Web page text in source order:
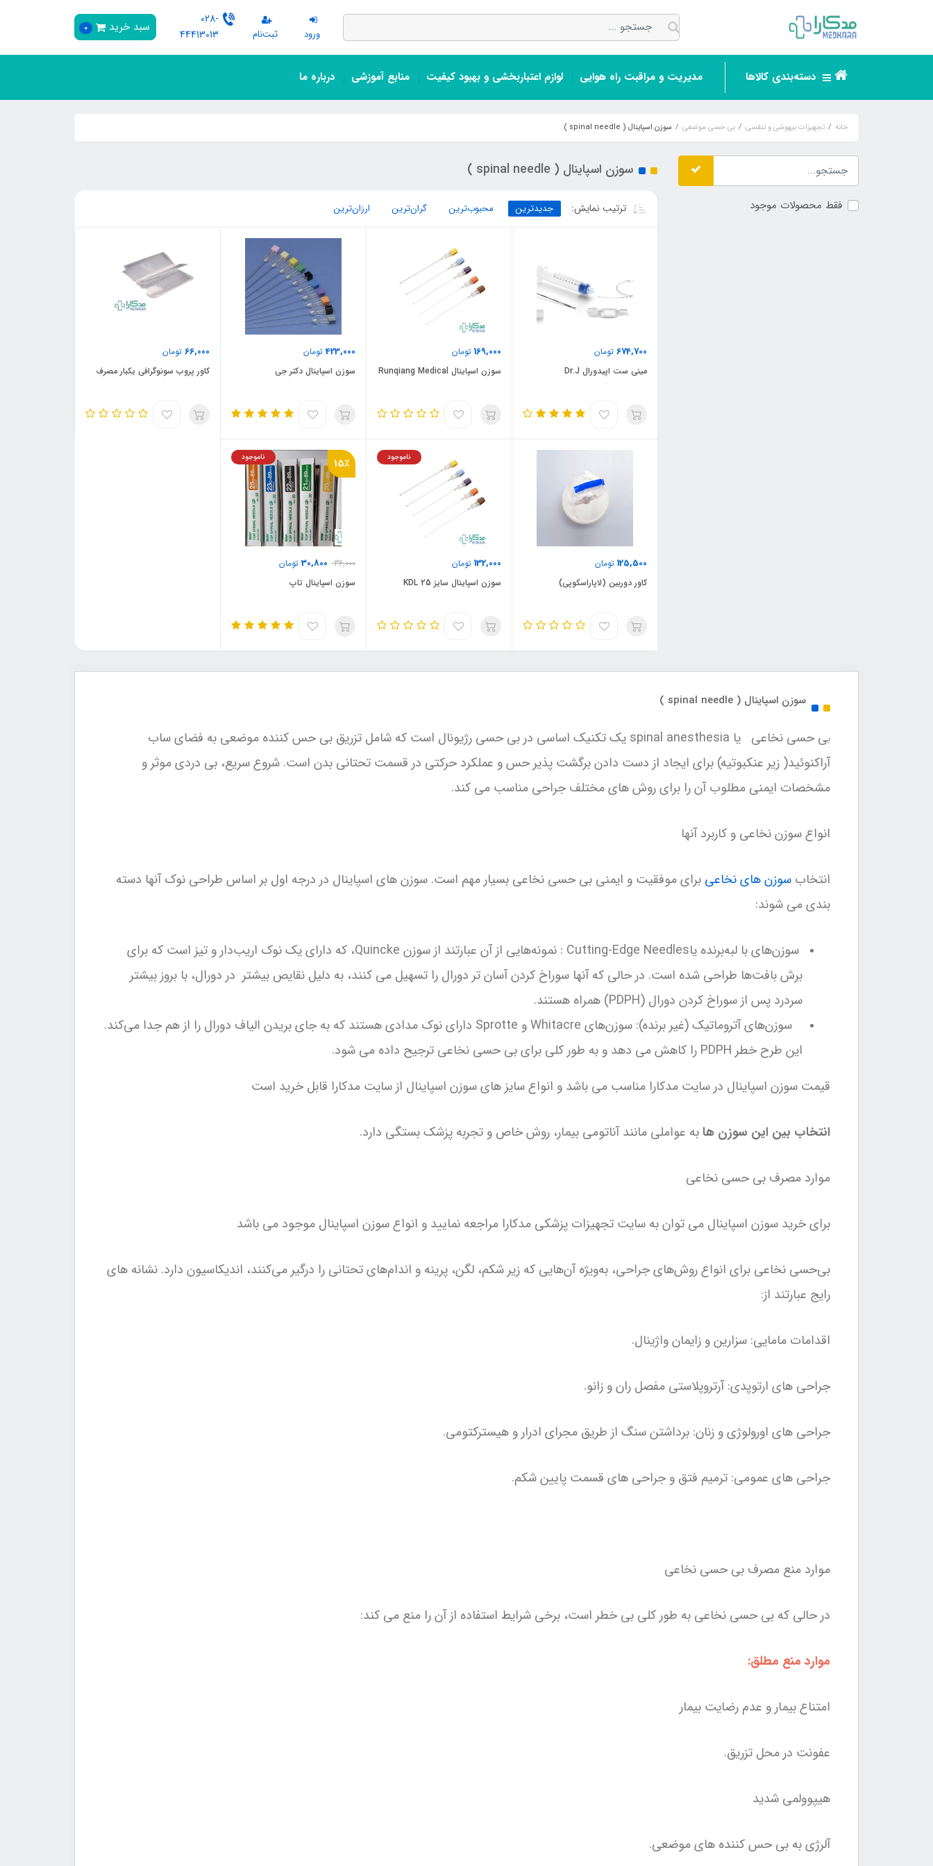
ورود ثبت‌نام
028-
44413013
سبد خرید 0
دسته‌بندی کالاها مدیریت و مراقبت راه هوایی لوازم اعتباربخشی و بهبود کیفیت منابع آموزشی درباره ما
خانه تجهیزات بیهوشی و تنفسی بی حسی موضعی سوزن اسپاینال ( spinal needle )
فقط محصولات موجود
سوزن اسپاینال ( spinal needle )
ترتیب نمایش: جدیدترین محبوب‌ترین گران‌ترین ارزان‌ترین
674,700 تومان
مینی ست اپیدورال Dr.J
169,000 تومان
سوزن اسپاینال Runqiang Medical
423,000تومان
سوزن اسپاینال دکتر جی
66,000 تومان
کاور پروب سونوگرافی یکبار مصرف
125,500 تومان
کاور دوربین (لاپاراسکوپی)
132,000 تومان
ناموجود
سوزن اسپاینال سایز 25 KDL
15٪
36,000
30,800 تومان
ناموجود
سوزن اسپاینال تاپ
سوزن اسپاینال ( spinal needle )
ب
ی حسی نخاعی یا spinal anesthesia یک تکنیک اساسی در بی حسی رژیونال است که شامل تزریق بی حس کننده موضعی به فضای ساب
آراکنوئید( زیر عنکبوتیه) برای ایجاد از دست دادن برگشت پذیر حس و عملکرد حرکتی در قسمت تحتانی بدن است. شروع سریع، بی دردی موثر و
مشخصات ایمنی مطلوب آن را برای روش های مختلف جراحی مناسب می کند.
انواع سوزن نخاعی و کاربرد آنها
انتخاب سوزن های نخاعی برای موفقیت و ایمنی بی حسی نخاعی بسیار مهم است. سوزن های اسپاینال در درجه اول بر اساس طراحی نوک آنها دسته
بندی می شوند:
سوزن‌های با لبه‌برنده یاCutting-Edge Needles : نمونه‌هایی از آن عبارتند از سوزن Quincke، که دارای یک نوک اریب‌دار و تیز است که برای
برش بافت‌ها طراحی شده است. در حالی که آنها سوراخ کردن آسان تر دورال را تسهیل می کنند، به دلیل نقایص بیشتر در دورال، با بروز بیشتر
سردرد پس از سوراخ کردن دورال (PDPH) همراه هستند.
سوزن‌های آتروماتیک (غیر برنده): سوزن‌های Whitacre و Sprotte دارای نوک مدادی هستند که به جای بریدن الیاف دورال را از هم جدا می‌کند.
این طرح خطر PDPH را کاهش می دهد و به طور کلی برای بی حسی نخاعی ترجیح داده می شود.
قیمت سوزن اسپاینال در سایت مدکارا مناسب می باشد و انواع سایز های سوزن اسپاینال از سایت مدکارا قابل خرید است
انتخاب بین این سوزن هابه عواملی مانند آناتومی بیمار، روش خاص و تجربه پزشک بستگی دارد.
موارد مصرف بی حسی نخاعی
برای خرید سوزن اسپاینال می توان به سایت تجهیزات پزشکی مدکارا مراجعه نمایید و انواع سوزن اسپاینال موجود می باشد
بی‌حسی نخاعی برای انواع روش‌های جراحی، به‌ویژه آن‌هایی که زیر شکم، لگن، پرینه و اندام‌های تحتانی را درگیر می‌کنند، اندیکاسیون دارد. نشانه های
رایج عبارتند از:
اقدامات مامایی: سزارین و زایمان واژینال.
جراحی های ارتوپدی: آرتروپلاستی مفصل ران و زانو.
جراحی های اورولوژی و زنان: برداشتن سنگ از طریق مجرای ادرار و هیسترکتومی.
جراحی های عمومی: ترمیم فتق و جراحی های قسمت پایین شکم.
موارد منع مصرف بی حسی نخاعی
در حالی که بی حسی نخاعی به طور کلی بی خطر است، برخی شرایط استفاده از آن را منع می کند:
موارد منع مطلق:
امتناع بیمار و عدم رضایت بیمار
عفونت در محل تزریق.
هیپوولمی شدید
آلرژی به بی حس کننده های موضعی.